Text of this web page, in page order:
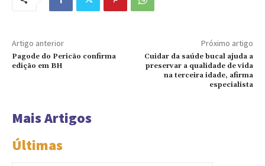
Artigo anterior
Pagode do Pericão confirma
edição em BH
Próximo artigo
Cuidar da saúde bucal ajuda a
preservar a qualidade de vida
na terceira idade, afirma
especialista
Mais Artigos
Últimas